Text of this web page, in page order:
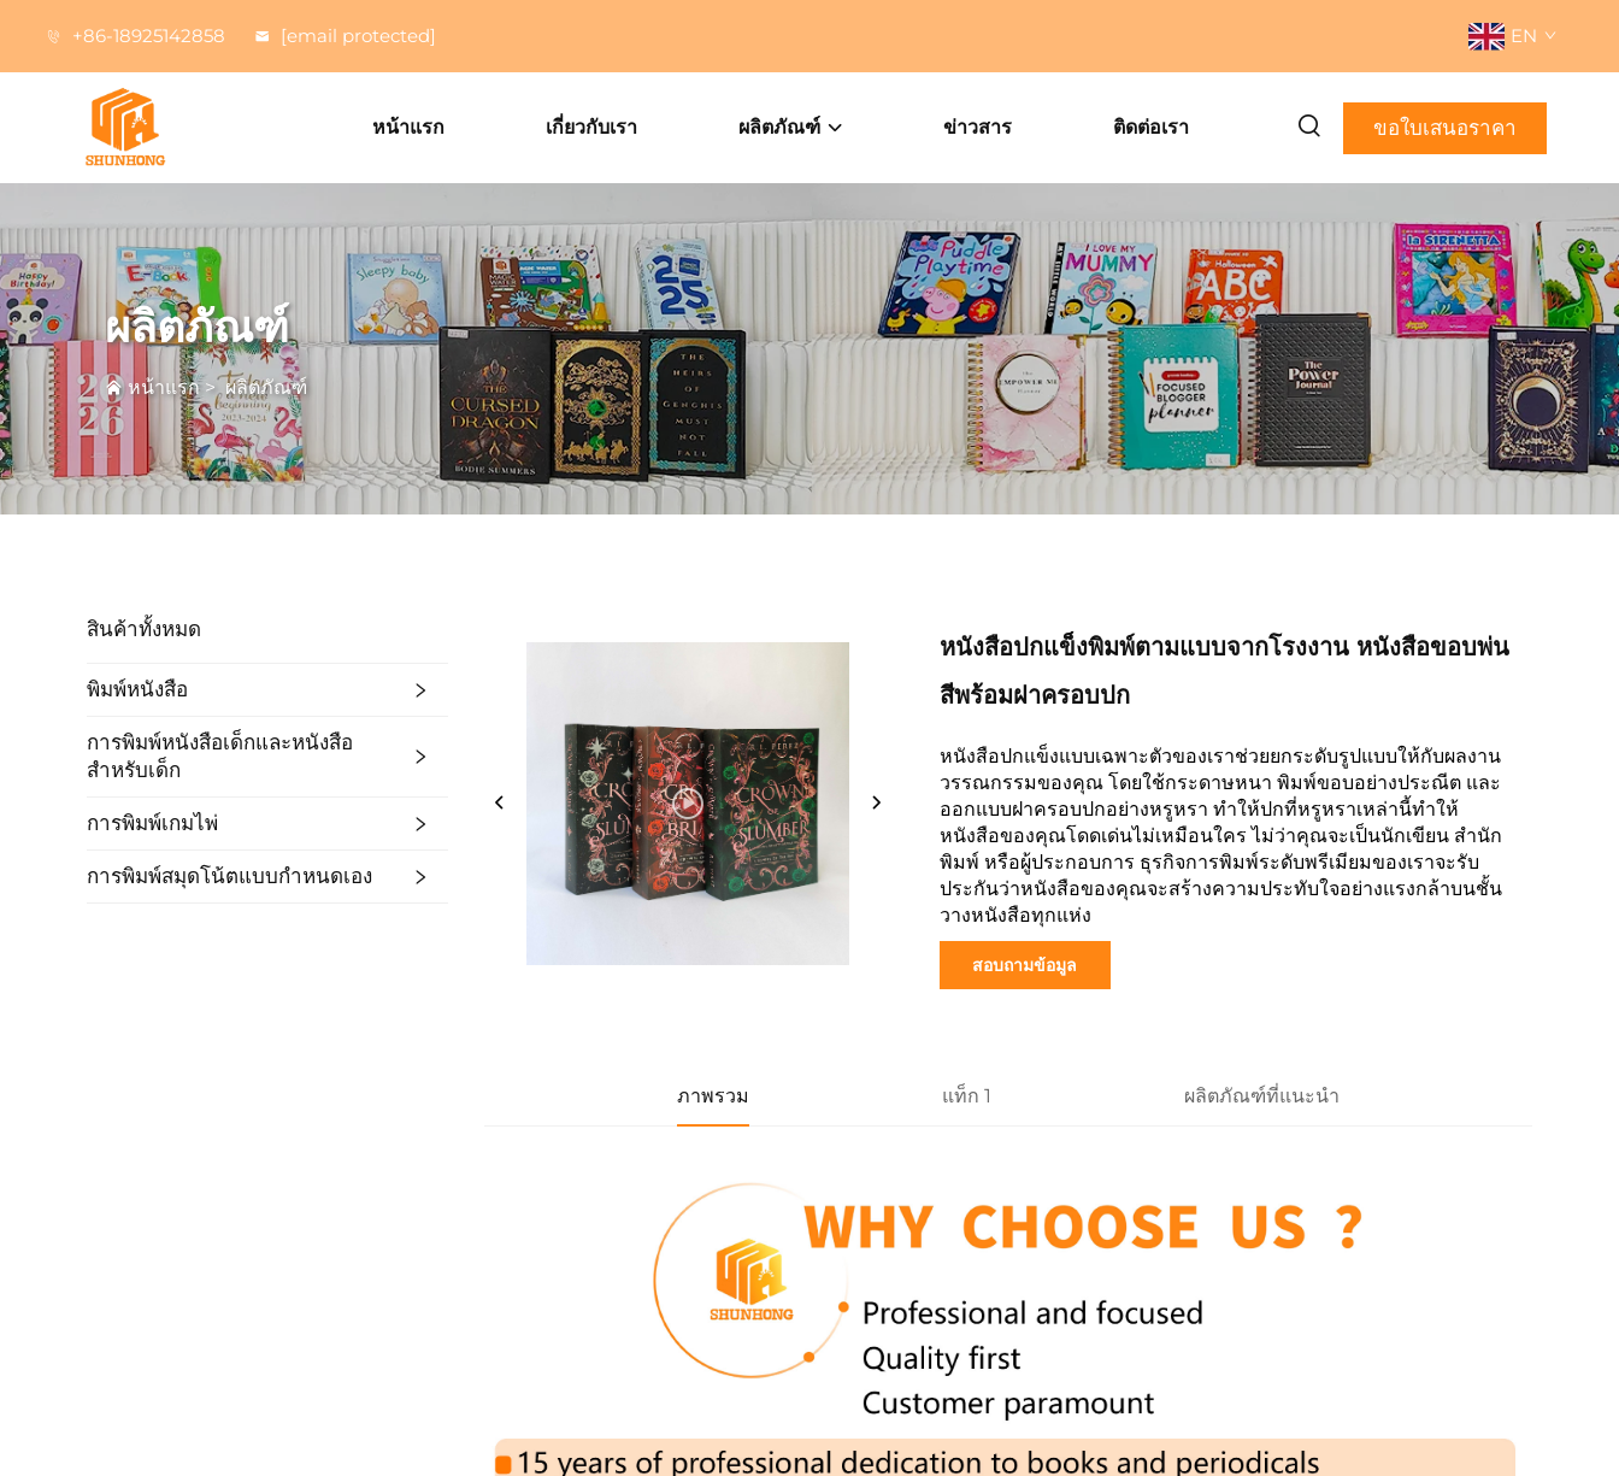
+86-18925142858 [email protected] EN
หน้าแรก เกี่ยวกับเรา ผลิตภัณฑ์ ข่าวสาร ติดต่อเรา ขอใบเสนอราคา
ผลิตภัณฑ์
หน้าแรก> ผลิตภัณฑ์
สินค้าทั้งหมด
พิมพ์หนังสือ
การพิมพ์หนังสือเด็กและหนังสือ
สำหรับเด็ก
การพิมพ์เกมไพ่
การพิมพ์สมุดโน้ตแบบกำหนดเอง
หนังสือปกแข็งพิมพ์ตามแบบจากโรงงาน หนังสือขอบพ่น
สีพร้อมฝาครอบปก
หนังสือปกแข็งแบบเฉพาะตัวของเราช่วยยกระดับรูปแบบให้กับผลงาน
วรรณกรรมของคุณ โดยใช้กระดาษหนา พิมพ์ขอบอย่างประณีต และ
ออกแบบฝาครอบปกอย่างหรูหรา ทำให้ปกที่หรูหราเหล่านี้ทำให้
หนังสือของคุณโดดเด่นไม่เหมือนใคร ไม่ว่าคุณจะเป็นนักเขียน สำนัก
พิมพ์ หรือผู้ประกอบการ ธุรกิจการพิมพ์ระดับพรีเมียมของเราจะรับ
ประกันว่าหนังสือของคุณจะสร้างความประทับใจอย่างแรงกล้าบนชั้น
วางหนังสือทุกแห่ง
สอบถามข้อมูล
ภาพรวม แท็ก 1 ผลิตภัณฑ์ที่แนะนำ